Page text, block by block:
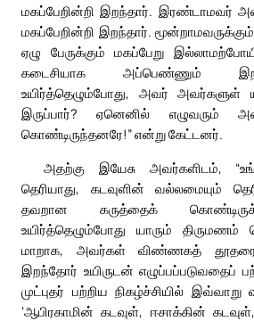
மகப்பேறின்றி இறந்தார். இரண்டாமவர்
மகப்பேறின்றி இறந்தார்.
ஏழு பேருக்கும் மகப்பேறு
கடைசியாக அப்பெண்ணும்
உயிர்த்தெழும்போது, அவர் அவர்களுள்
இருப்பார்? ஏனெனில் எழுவரும்
கொண்டிருந்தனரே!” என்று கேட்டனர்.
அதற்கு இயேசு அவர்களிடம்,
தெரியாது, கடவுளின் வல்லமையும்
தவறான கருத்தைக்
உயிர்த்தெழும்போது யாரும்
மாறாக, அவர்கள் விண்ணகத்
இறந்தோர் உயிருடன் எழுப்பப்படுவதைப்
முட்புதர் பற்றிய நிகழ்ச்சியில்
‘ஆபிரகாமின் கடவுள், ஈசாக்கின்